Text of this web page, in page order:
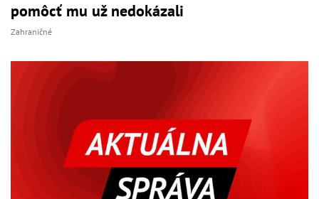
pomôcť mu už nedokázali
Zahraničné